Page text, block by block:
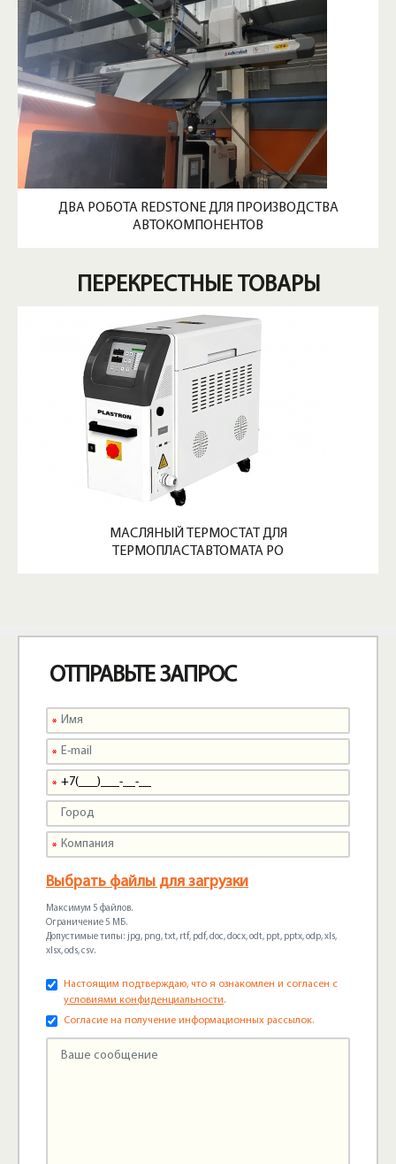
ДВА РОБОТА REDSTONE ДЛЯ ПРОИЗВОДСТВА
АВТОКОМПОНЕНТОВ
ПЕРЕКРЕСТНЫЕ ТОВАРЫ
МАСЛЯНЫЙ ТЕРМОСТАТ ДЛЯ
ТЕРМОПЛАСТАВТОМАТА PO
ОТПРАВЬТЕ ЗАПРОС
Выбрать файлы для загрузки
Максимум 5 файлов.
Ограничение 5 МБ.
Допустимые типы: jpg, png, txt, rtf, pdf, doc, docx, odt, ppt, pptx, odp, xls,
xlsx, ods, csv.
Настоящим подтверждаю, что я ознакомлен и согласен с
условиями конфиденциальности.
Согласие на получение информационных рассылок.